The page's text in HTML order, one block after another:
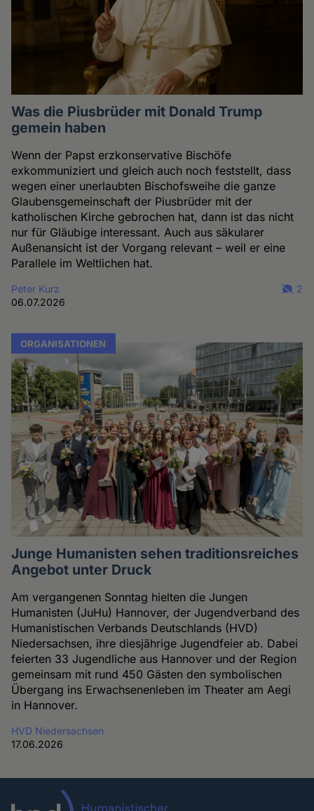
Was die Piusbrüder mit Donald Trump
gemein haben
Wenn der Papst erzkonservative Bischöfe
exkommuniziert und gleich auch noch feststellt, dass
wegen einer unerlaubten Bischofsweihe die ganze
Glaubensgemeinschaft der Piusbrüder mit der
katholischen Kirche gebrochen hat, dann ist das nicht
nur für Gläubige interessant. Auch aus säkularer
Außenansicht ist der Vorgang relevant – weil er eine
Parallele im Weltlichen hat.
Peter Kurz
06.07.2026
2
ORGANISATIONEN
Junge Humanisten sehen traditionsreiches
Angebot unter Druck
Am vergangenen Sonntag hielten die Jungen
Humanisten (JuHu) Hannover, der Jugendverband des
Humanistischen Verbands Deutschlands (HVD)
Niedersachsen, ihre diesjährige Jugendfeier ab. Dabei
feierten 33 Jugendliche aus Hannover und der Region
gemeinsam mit rund 450 Gästen den symbolischen
Übergang ins Erwachsenenleben im Theater am Aegi
in Hannover.
HVD Niedersachsen
17.06.2026